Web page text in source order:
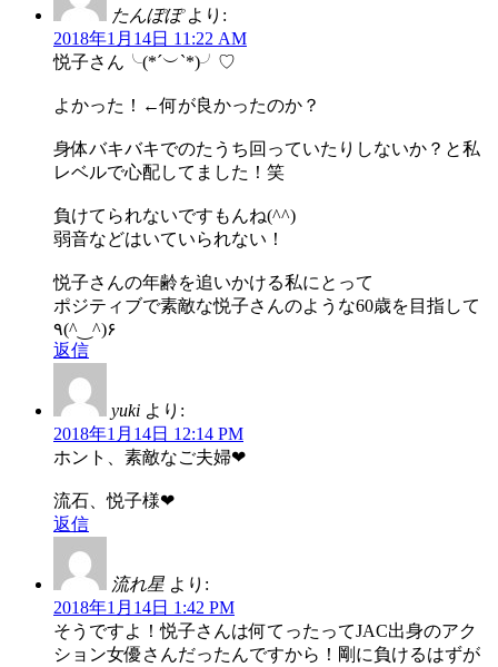
たんぽぽ より:
2018年1月14日 11:22 AM
悦子さん╰(*´︶`*)╯♡
よかった！←何が良かったのか？
身体バキバキでのたうち回っていたりしないか？と私
レベルで心配してました！笑
負けてられないですもんね(^^)
弱音などはいていられない！
悦子さんの年齢を追いかける私にとって
ポジティブで素敵な悦子さんのような60歳を目指して
٩(^‿^)۶
返信
yuki より:
2018年1月14日 12:14 PM
ホント、素敵なご夫婦❤
流石、悦子様❤
返信
流れ星 より:
2018年1月14日 1:42 PM
そうですよ！悦子さんは何てったってJAC出身のアク
ション女優さんだったんですから！剛に負けるはずが